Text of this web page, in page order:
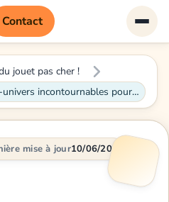
Contact
jouet pas cher !
Top des figurines et mini-univers incontournables pour Noël 2024
mise à jour10/06/2026